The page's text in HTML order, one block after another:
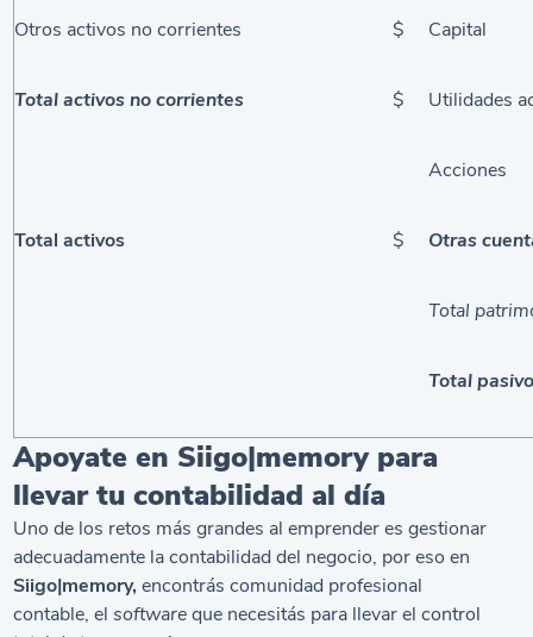
Otros activos no corrientes $ Capital
Total activos no corrientes $ Utilidades
Acciones
Total activos $ Otras
Total
Total
Apoyate en Siigo|memory para
llevar tu contabilidad al día
Uno de los retos más grandes al emprender es gestionar
adecuadamente la contabilidad del negocio, por eso en
Siigo|memory,encontráscomunidad profesional
contable, elsoftwareque necesitás para llevar el control